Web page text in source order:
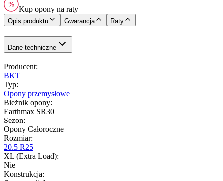
Kup opony na raty
Opis produktu Gwarancja Raty
Dane techniczne
Producent:
BKT
Typ:
Opony przemysłowe
Bieżnik opony:
Earthmax SR30
Sezon:
Opony Całoroczne
Rozmiar:
20.5 R25
XL (Extra Load):
Nie
Konstrukcja: